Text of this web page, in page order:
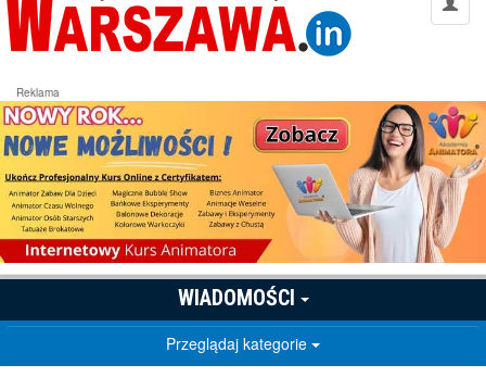
Reklama
WIADOMOŚCI
Przeglądaj kategorie